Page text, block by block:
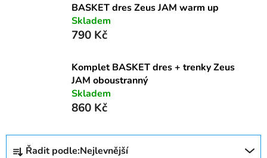
BASKET dres Zeus JAM warm up
Skladem
790 Kč
Komplet BASKET dres + trenky Zeus
JAM oboustranný
Skladem
860 Kč
Ř
Řadit podle:Nejlevnější